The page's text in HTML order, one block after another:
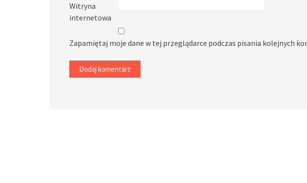
Witryna
internetowa
Zapamiętaj moje dane w tej przeglądarce podczas pisania kolejnych